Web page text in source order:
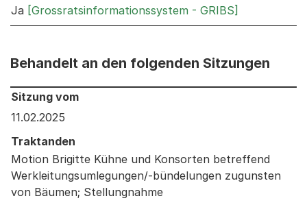
Ja [Grossratsinformationssystem - GRIBS]
Behandelt an den folgenden Sitzungen
Behandelt an den folgenden Sitzungen: Informationen
Sitzung vom
11.02.2025
Traktanden
Motion Brigitte Kühne und Konsorten betreffend
Werkleitungsumlegungen/-bündelungen zugunsten
von Bäumen; Stellungnahme